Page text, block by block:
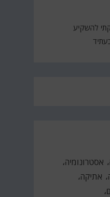
להשקיע
אסטרונומיה
אתיקה